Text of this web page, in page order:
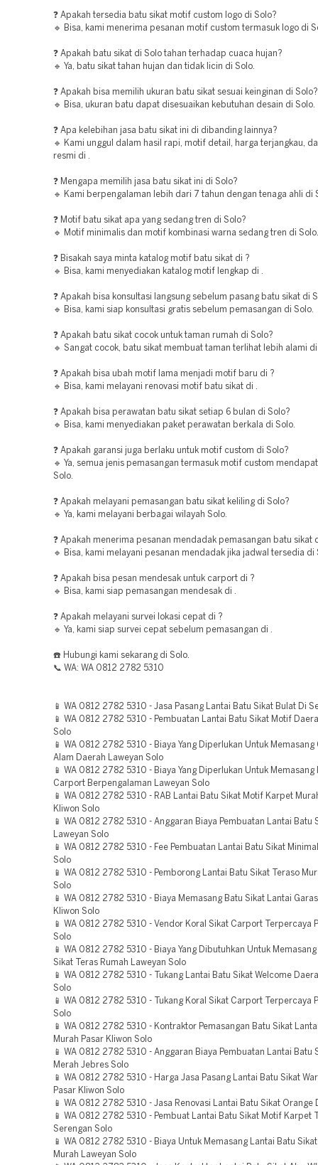
❓ Apakah tersedia batu sikat motif custom logo di Solo?
🔹 Bisa, kami menerima pesanan motif custom termasuk logo di
❓ Apakah batu sikat di Solo tahan terhadap cuaca hujan?
🔹 Ya, batu sikat tahan hujan dan tidak licin di Solo.
❓ Apakah bisa memilih ukuran batu sikat sesuai keinginan di Solo?
🔹 Bisa, ukuran batu dapat disesuaikan kebutuhan desain di Solo.
❓ Apa kelebihan jasa batu sikat ini di dibanding lainnya?
🔹 Kami unggul dalam hasil rapi, motif detail, harga terjangkau,
resmi di .
❓ Mengapa memilih jasa batu sikat ini di Solo?
🔹 Kami berpengalaman lebih dari 7 tahun dengan tenaga ahli di
❓ Motif batu sikat apa yang sedang tren di Solo?
🔹 Motif minimalis dan motif kombinasi warna sedang tren di Solo.
❓ Bisakah saya minta katalog motif batu sikat di ?
🔹 Bisa, kami menyediakan katalog motif lengkap di .
❓ Apakah bisa konsultasi langsung sebelum pasang batu sikat di
🔹 Bisa, kami siap konsultasi gratis sebelum pemasangan di Solo.
❓ Apakah batu sikat cocok untuk taman rumah di Solo?
🔹 Sangat cocok, batu sikat membuat taman terlihat lebih alami di
❓ Apakah bisa ubah motif lama menjadi motif baru di ?
🔹 Bisa, kami melayani renovasi motif batu sikat di .
❓ Apakah bisa perawatan batu sikat setiap 6 bulan di Solo?
🔹 Bisa, kami menyediakan paket perawatan berkala di Solo.
❓ Apakah garansi juga berlaku untuk motif custom di Solo?
🔹 Ya, semua jenis pemasangan termasuk motif custom
Solo.
❓ Apakah melayani pemasangan batu sikat keliling di Solo?
🔹 Ya, kami melayani berbagai wilayah Solo.
❓ Apakah menerima pesanan mendadak pemasangan batu sikat
🔹 Bisa, kami melayani pesanan mendadak jika jadwal tersedia di
❓ Apakah bisa pesan mendesak untuk carport di ?
🔹 Bisa, kami siap pemasangan mendesak di .
❓ Apakah melayani survei lokasi cepat di ?
🔹 Ya, kami siap survei cepat sebelum pemasangan di .
☎️ Hubungi kami sekarang di Solo.
📞 WA: WA 0812 2782 5310
📱 WA 0812 2782 5310 - Jasa Pasang Lantai Batu Sikat Bulat Di
📱 WA 0812 2782 5310 - Pembuatan Lantai Batu Sikat Motif
Solo
📱 WA 0812 2782 5310 - Biaya Yang Diperlukan Untuk Memasang
Alam Daerah Laweyan Solo
📱 WA 0812 2782 5310 - Biaya Yang Diperlukan Untuk Memasang
Carport Berpengalaman Laweyan Solo
📱 WA 0812 2782 5310 - RAB Lantai Batu Sikat Motif Karpet
Kliwon Solo
📱 WA 0812 2782 5310 - Anggaran Biaya Pembuatan Lantai Batu
Laweyan Solo
📱 WA 0812 2782 5310 - Fee Pembuatan Lantai Batu Sikat
Solo
📱 WA 0812 2782 5310 - Pemborong Lantai Batu Sikat Teraso
Solo
📱 WA 0812 2782 5310 - Biaya Memasang Batu Sikat Lantai
Kliwon Solo
📱 WA 0812 2782 5310 - Vendor Koral Sikat Carport Terpercaya
Solo
📱 WA 0812 2782 5310 - Biaya Yang Dibutuhkan Untuk
Sikat Teras Rumah Laweyan Solo
📱 WA 0812 2782 5310 - Tukang Lantai Batu Sikat Welcome
Solo
📱 WA 0812 2782 5310 - Tukang Koral Sikat Carport Terpercaya
Solo
📱 WA 0812 2782 5310 - Kontraktor Pemasangan Batu Sikat
Murah Pasar Kliwon Solo
📱 WA 0812 2782 5310 - Anggaran Biaya Pembuatan Lantai Batu
Merah Jebres Solo
📱 WA 0812 2782 5310 - Harga Jasa Pasang Lantai Batu Sikat
Pasar Kliwon Solo
📱 WA 0812 2782 5310 - Jasa Renovasi Lantai Batu Sikat Orange
📱 WA 0812 2782 5310 - Pembuat Lantai Batu Sikat Motif Karpet
Serengan Solo
📱 WA 0812 2782 5310 - Biaya Untuk Memasang Lantai Batu
Murah Laweyan Solo